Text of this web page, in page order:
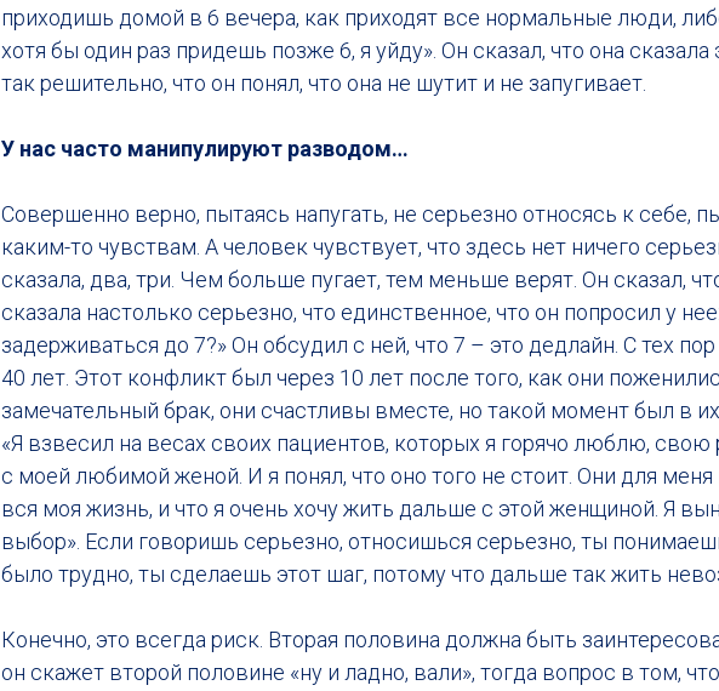
приходишь домой в 6 вечера, как приходят все нормальные люди,
хотя бы один раз придешь позже 6, я уйду». Он сказал, что она сказала
так решительно, что он понял, что она не шутит и не запугивает.
У нас часто манипулируют разводом…
Совершенно верно, пытаясь напугать, не серьезно относясь к себе,
каким-то чувствам. А человек чувствует, что здесь нет ничего
сказала, два, три. Чем больше пугает, тем меньше верят. Он сказал,
сказала настолько серьезно, что единственное, что он попросил у
задерживаться до 7?» Он обсудил с ней, что 7 – это дедлайн. С тех
40 лет. Этот конфликт был через 10 лет после того, как они
замечательный брак, они счастливы вместе, но такой момент был в
«Я взвесил на весах своих пациентов, которых я горячо люблю, свою
с моей любимой женой. И я понял, что оно того не стоит. Они для
вся моя жизнь, и что я очень хочу жить дальше с этой женщиной. Я
выбор». Если говоришь серьезно, относишься серьезно, ты
было трудно, ты сделаешь этот шаг, потому что дальше так жить
Конечно, это всегда риск. Вторая половина должна быть
он скажет второй половине «ну и ладно, вали», тогда вопрос в том,